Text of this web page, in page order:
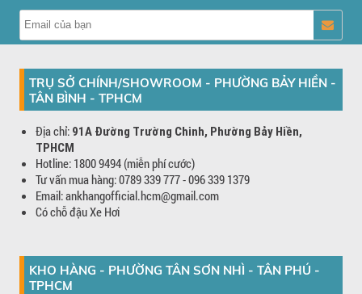
TRỤ SỞ CHÍNH/SHOWROOM - PHƯỜNG BẢY HIỀN -
TÂN BÌNH - TPHCM
Địa chỉ: 91A Đường Trường Chinh, Phường Bảy Hiền,
TPHCM
Hotline: 1800 9494 (miễn phí cước)
Tư vấn mua hàng: 0789 339 777 - 096 339 1379
Email: ankhangofficial.hcm@gmail.com
Có chỗ đậu Xe Hơi
KHO HÀNG - PHƯỜNG TÂN SƠN NHÌ - TÂN PHÚ -
TPHCM